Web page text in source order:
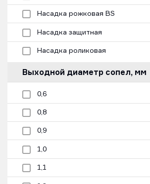
Насадка рожковая BS
Насадка защитная
Насадка роликовая
Выходной диаметр сопел, мм
0,6
0,8
0,9
1,0
1,1